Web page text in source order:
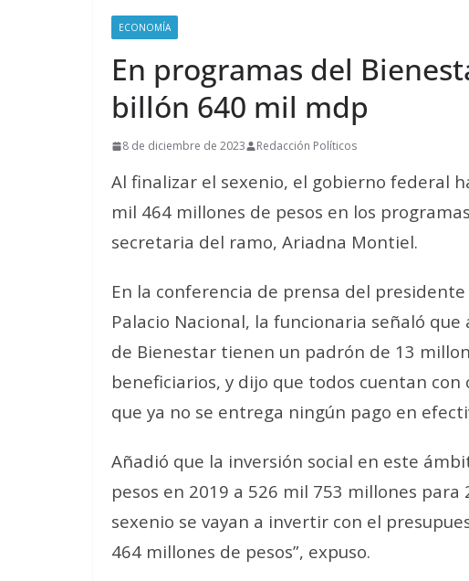
ECONOMÍA
En programas del
billón 640 mil mdp
8 de diciembre de 2023 Redacción Políticos
Al finalizar el sexenio, el gobierno federal
mil 464 millones de pesos en los
secretaria del ramo, Ariadna Montiel.
En la conferencia de prensa del
Palacio Nacional, la funcionaria señaló
de Bienestar tienen un padrón de 13
beneficiarios, y dijo que todos cuentan
que ya no se entrega ningún pago en
Añadió que la inversión social en este
pesos en 2019 a 526 mil 753 millones para
sexenio se vayan a invertir con el
464 millones de pesos”, expuso.